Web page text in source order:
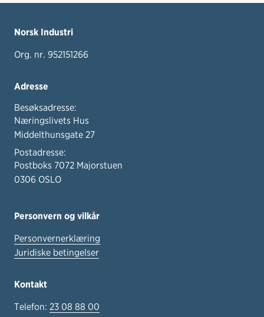
Norsk Industri
Org. nr. 952151266
Adresse
Besøksadresse:
Næringslivets Hus
Middelthunsgate 27
Postadresse:
Postboks 7072 Majorstuen
0306 OSLO
Personvern og vilkår
Personvernerklæring
Juridiske betingelser
Kontakt
Telefon: 23 08 88 00